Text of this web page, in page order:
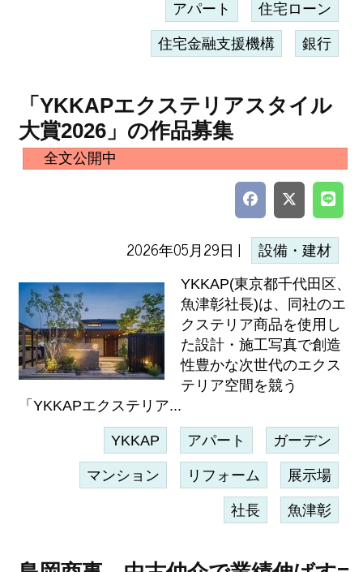
アパート 住宅ローン
住宅金融支援機構 銀行
「YKKAPエクステリアスタイル
大賞2026」の作品募集
全文公開中
2026年05月29日 | 設備・建材
YKKAP(東京都千代田区、
魚津彰社長)は、同社のエ
クステリア商品を使用し
た設計・施工写真で創造
性豊かな次世代のエクス
テリア空間を競う
「YKKAPエクステリア...
YKKAP アパート ガーデン
マンション リフォーム 展示場
社長 魚津彰